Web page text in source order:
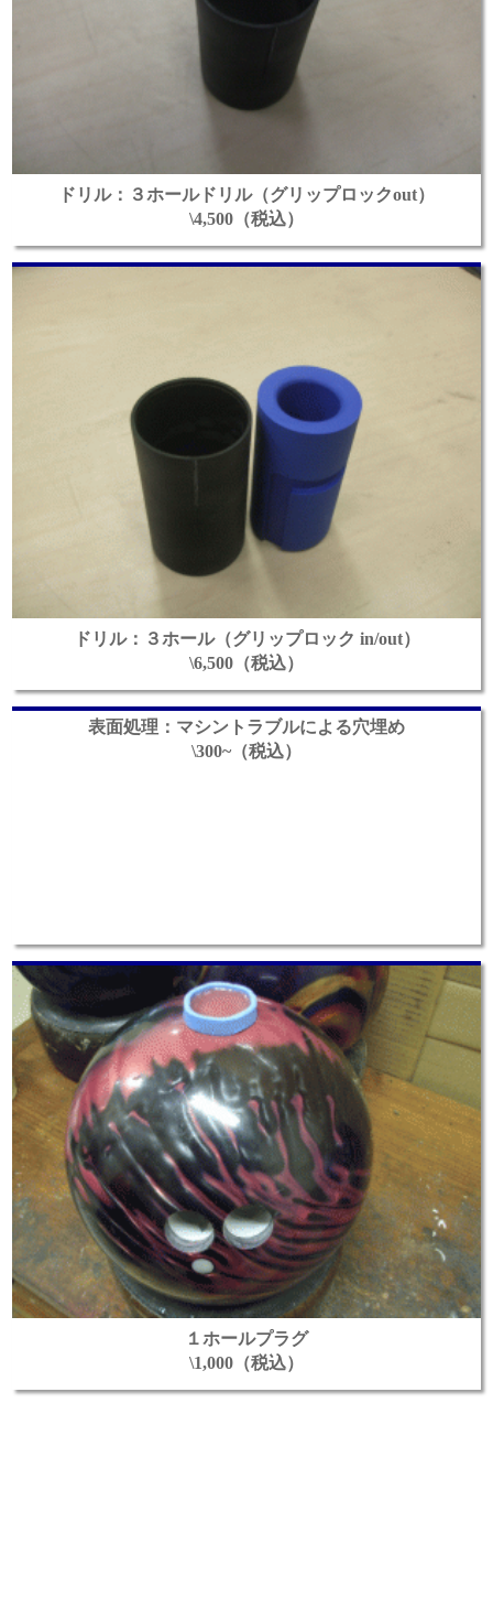
ドリル：３ホールドリル（グリップロックout）
\4,500（税込）
ドリル：３ホール（グリップロック in/out）
\6,500（税込）
表面処理：マシントラブルによる穴埋め
\300~（税込）
１ホールプラグ
\1,000（税込）